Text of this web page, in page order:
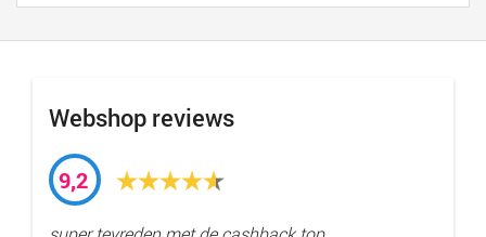
Webshop reviews
9,2